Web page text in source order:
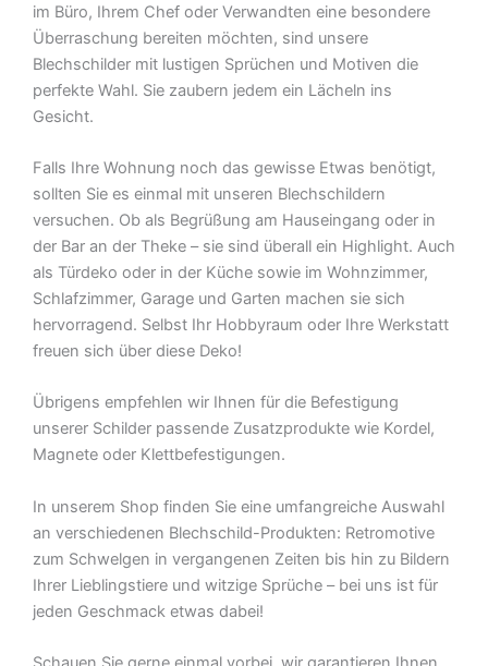
im Büro, Ihrem Chef oder Verwandten eine besondere
Überraschung bereiten möchten, sind unsere
Blechschilder mit lustigen Sprüchen und Motiven die
perfekte Wahl. Sie zaubern jedem ein Lächeln ins
Gesicht.
Falls Ihre Wohnung noch das gewisse Etwas benötigt,
sollten Sie es einmal mit unseren Blechschildern
versuchen. Ob als Begrüßung am Hauseingang oder in
der Bar an der Theke – sie sind überall ein Highlight. Auch
als Türdeko oder in der Küche sowie im Wohnzimmer,
Schlafzimmer, Garage und Garten machen sie sich
hervorragend. Selbst Ihr Hobbyraum oder Ihre Werkstatt
freuen sich über diese Deko!
Übrigens empfehlen wir Ihnen für die Befestigung
unserer Schilder passende Zusatzprodukte wie Kordel,
Magnete oder Klettbefestigungen.
In unserem Shop finden Sie eine umfangreiche Auswahl
an verschiedenen Blechschild-Produkten: Retromotive
zum Schwelgen in vergangenen Zeiten bis hin zu Bildern
Ihrer Lieblingstiere und witzige Sprüche – bei uns ist für
jeden Geschmack etwas dabei!